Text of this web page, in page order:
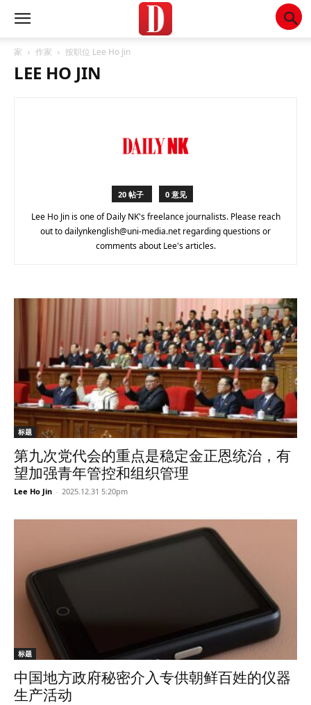
家 作家 按职位 Lee Ho Jin
LEE HO JIN
20 帖子 0 意见
Lee Ho Jin is one of Daily NK's freelance journalists. Please reach
out to dailynkenglish@uni-media.net regarding questions or
comments about Lee's articles.
标题
第九次党代会的重点是稳定金正恩统治，有
望加强青年管控和组织管理
Lee Ho Jin - 2025.12.31 5:20pm
标题
中国地方政府秘密介入专供朝鲜百姓的仪器
生产活动